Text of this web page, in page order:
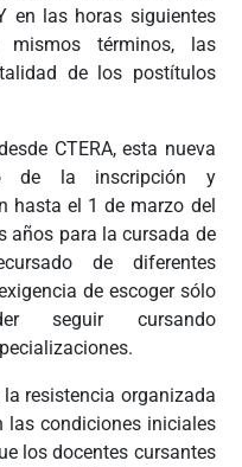
en las horas siguientes
términos, las
de los postítulos
CTERA, esta nueva
de la inscripción y
hasta el 1 de marzo del
años para la cursada de
de diferentes
de escoger sólo
seguir cursando
resistencia organizada
las condiciones iniciales
los docentes cursantes